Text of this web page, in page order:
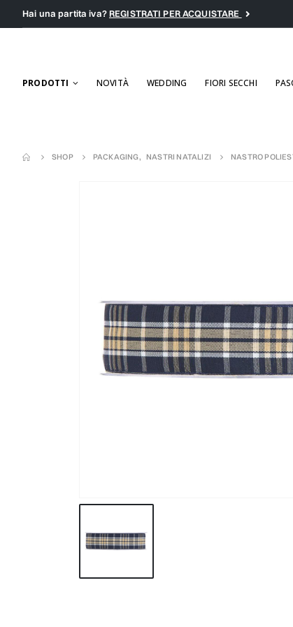
Hai una partita iva?REGISTRATI PER ACQUISTARE
PRODOTTI NOVITÀ WEDDING FIORI SECCHI
SHOP PACKAGING, NASTRI NATALIZI NASTRO